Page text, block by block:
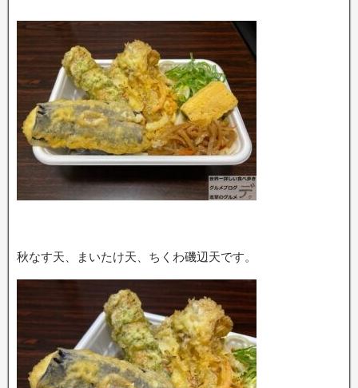
秋なす天、まいたけ天、ちくわ磯辺天です。